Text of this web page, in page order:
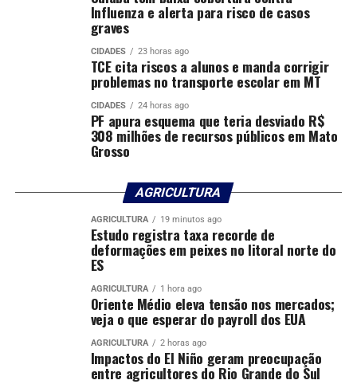
Comentários
RELATED TOPICS: ADOLESCENTES
POLICIA-MT PROJETOS SOCIAIS
Sesp homenageia mães da Segurança Pública com café
da manhã e sessão especial de cinema
Passageira de ônibus intermunicipal é presa pela PM
com 465 comprimidos de ecstasy
Influenza e alerta para risco de casos
graves
CIDADES 23 horas ago
TCE cita riscos a alunos e manda corrigir
problemas no transporte escolar em MT
CIDADES 24 horas ago
PF apura esquema que teria desviado R$
308 milhões de recursos públicos em Mato
Grosso
AGRICULTURA
AGRICULTURA 19 minutos ago
Estudo registra taxa recorde de
deformações em peixes no litoral norte do
ES
AGRICULTURA 1 hora ago
Oriente Médio eleva tensão nos mercados;
veja o que esperar do payroll dos EUA
AGRICULTURA 2 horas ago
Impactos do El Niño geram preocupação
entre agricultores do Rio Grande do Sul